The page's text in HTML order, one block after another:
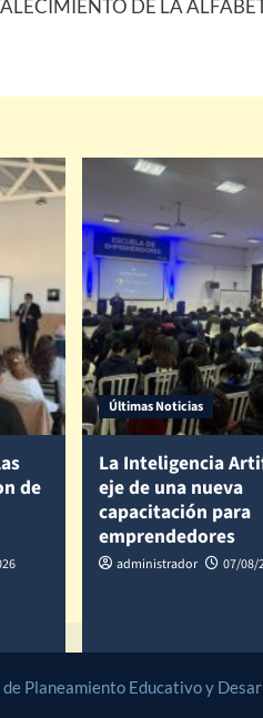
DE LA
de
Últimas Noticias
La Inteligencia
eje de una nueva
capacitación para
emprendedores
administrador 07/08/
Planeamiento Educativo y